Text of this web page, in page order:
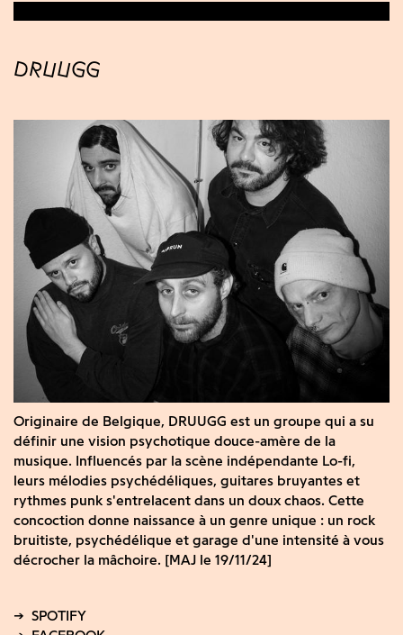
DRUUGG
Originaire de Belgique, DRUUGG est un groupe qui a su
définir une vision psychotique douce-amère de la
musique. Influencés par la scène indépendante Lo-fi,
leurs mélodies psychédéliques, guitares bruyantes et
rythmes punk s'entrelacent dans un doux chaos. Cette
concoction donne naissance à un genre unique : un rock
bruitiste, psychédélique et garage d'une intensité à vous
décrocher la mâchoire. [MAJ le 19/11/24]